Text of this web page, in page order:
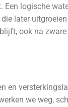
Een logische
later
ook na zware
en
we weg,